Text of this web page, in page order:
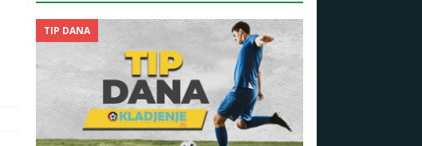
TIP DANA